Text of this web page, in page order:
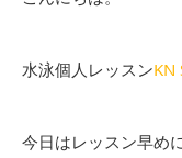
水泳個人レッスンKN
今日はレッスン早め